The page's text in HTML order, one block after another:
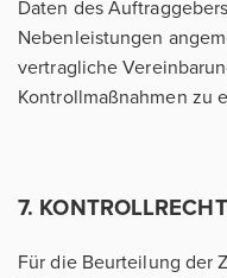
Daten des
Nebenleistungen
vertragliche
Kontrollmaßnahmen zu
7.
Für die Beurteilung der